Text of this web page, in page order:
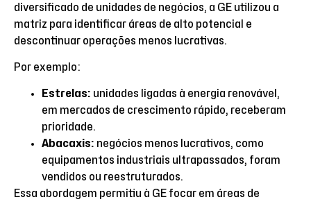
diversificado de unidades de negócios, a GE utilizou a
matriz para identificar áreas de alto potencial e
descontinuar operações menos lucrativas.
Por exemplo:
Estrelas: unidades ligadas à energia renovável,
em mercados de crescimento rápido, receberam
prioridade.
Abacaxis: negócios menos lucrativos, como
equipamentos industriais ultrapassados, foram
vendidos ou reestruturados.
Essa abordagem permitiu à GE focar em áreas de